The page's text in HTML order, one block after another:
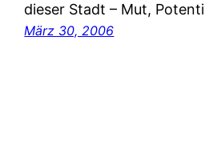
dieser Stadt – Mut,
März 30, 2006